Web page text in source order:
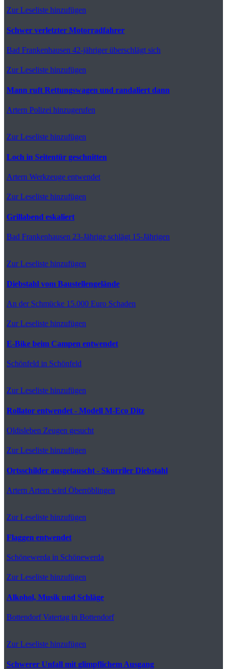
Zur Leseliste hinzufügen
Schwer verletzter Motorradfahrer
Bad Frankenhausen 42-jähriger überschlägt sich
Zur Leseliste hinzufügen
Mann ruft Rettungswagen und randaliert dann
Artern Polizei hinzugerufen
Zur Leseliste hinzufügen
Loch in Seitentür geschnitten
Artern Werkzeuge entwendet
Zur Leseliste hinzufügen
Grillabend eskaliert
Bad Frankenhausen 23-Jährige schlägt 15-Jährigen
Zur Leseliste hinzufügen
Diebstahl vom Baustellengelände
An der Schmücke 15.000 Euro Schaden
Zur Leseliste hinzufügen
E-Bike beim Campen entwendet
Schönfeld in Schönfeld
Zur Leseliste hinzufügen
Rollator entwendet - Modell M-Eco Ditz
Oldisleben Zeugen gesucht
Zur Leseliste hinzufügen
Ortsschilder ausgetauscht - Skurriler Diebstahl
Artern Artern wird Öberröblingen
Zur Leseliste hinzufügen
Flaggen entwendet
Schönewerda in Schönewerda
Zur Leseliste hinzufügen
Alkohol, Musik und Schläge
BottendorfVatertag in Bottendorf
Zur Leseliste hinzufügen
Schwerer Unfall mit glimpflichem Ausgang